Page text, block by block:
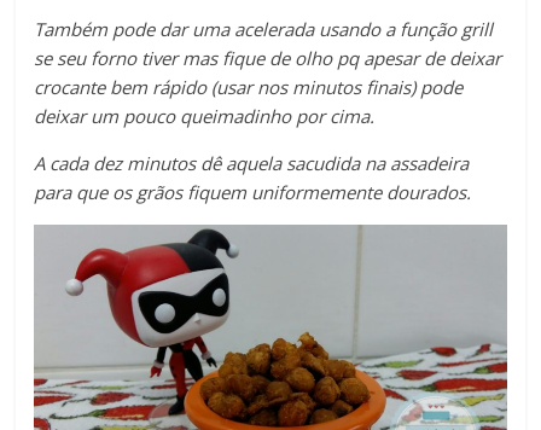
Também pode dar uma acelerada usando a função grill
se seu forno tiver mas fique de olho pq apesar de deixar
crocante bem rápido (usar nos minutos finais) pode
deixar um pouco queimadinho por cima.
A cada dez minutos dê aquela sacudida na assadeira
para que os grãos fiquem uniformemente dourados.